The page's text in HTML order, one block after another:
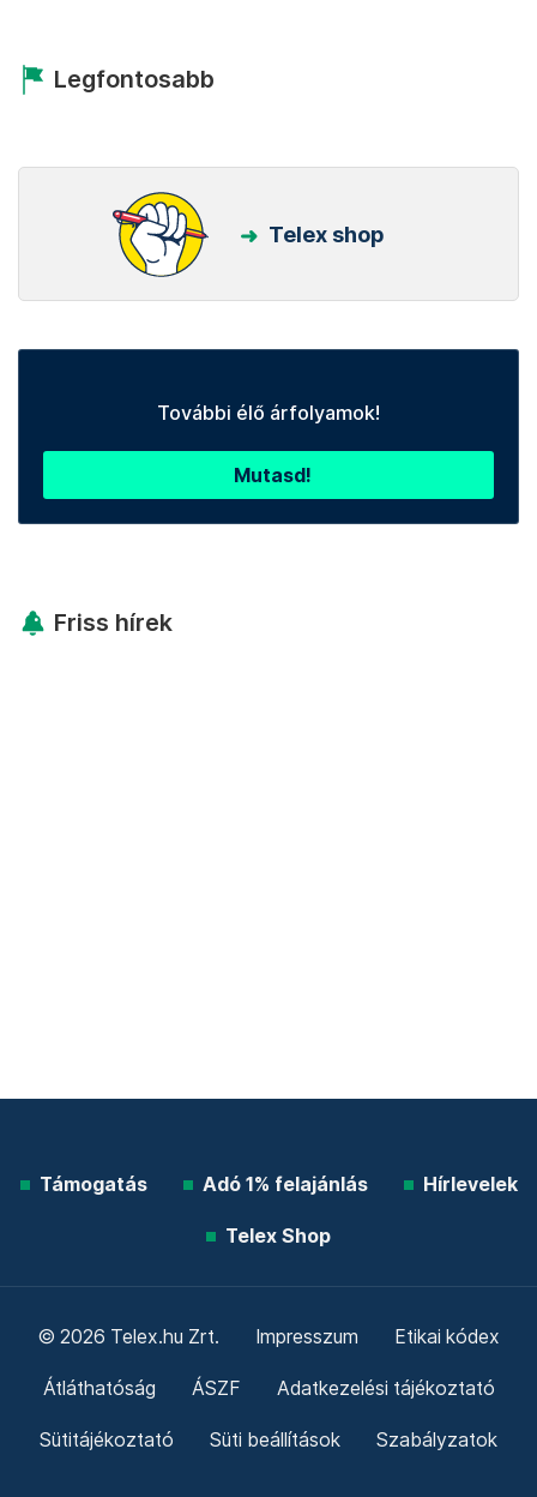
Legfontosabb
Telex shop
További élő árfolyamok!
Mutasd!
Friss hírek
Támogatás Adó 1% felajánlás Hírlevelek
Telex Shop
© 2026 Telex.hu Zrt. Impresszum Etikai kódex
Átláthatóság ÁSZF Adatkezelési tájékoztató
Sütitájékoztató Süti beállítások Szabályzatok